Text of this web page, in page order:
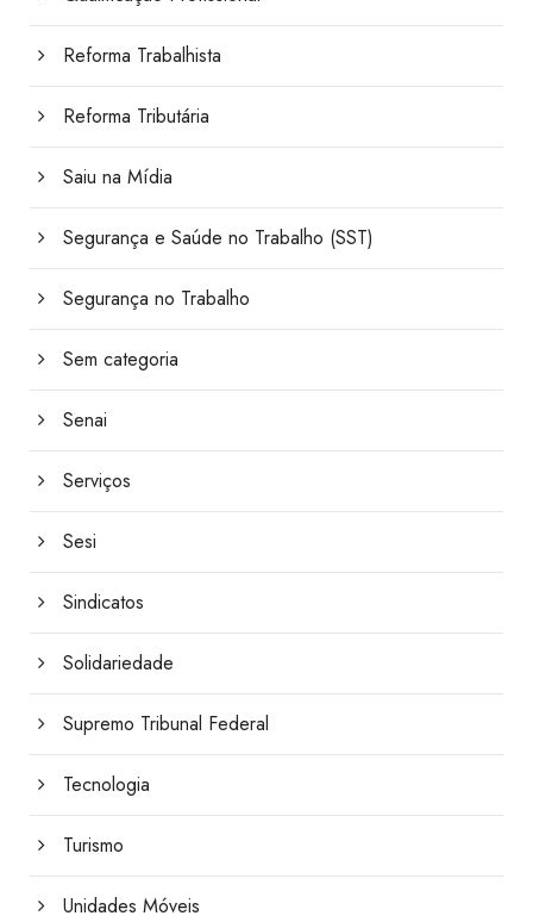
Reforma Trabalhista
Reforma Tributária
Saiu na Mídia
Segurança e Saúde no Trabalho (SST)
Segurança no Trabalho
Sem categoria
Senai
Serviços
Sesi
Sindicatos
Solidariedade
Supremo Tribunal Federal
Tecnologia
Turismo
Unidades Móveis